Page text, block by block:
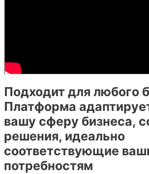
Подходит для любого
Платформа
вашу сферу бизнеса,
решения, идеально
соответствующие
потребностям